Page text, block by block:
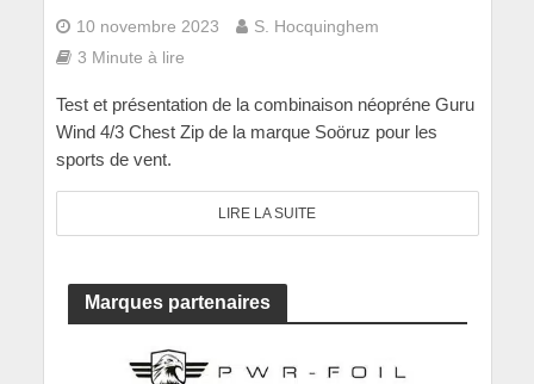
10 novembre 2023
S. Hocquinghem
3 Minute à lire
Test et présentation de la combinaison néopréne Guru
Wind 4/3 Chest Zip de la marque Soöruz pour les
sports de vent.
LIRE LA SUITE
Marques partenaires